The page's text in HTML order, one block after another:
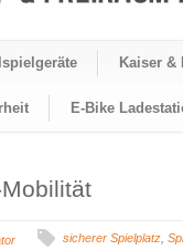
Kaiser &
E-Bike
sicherer Spielplatz